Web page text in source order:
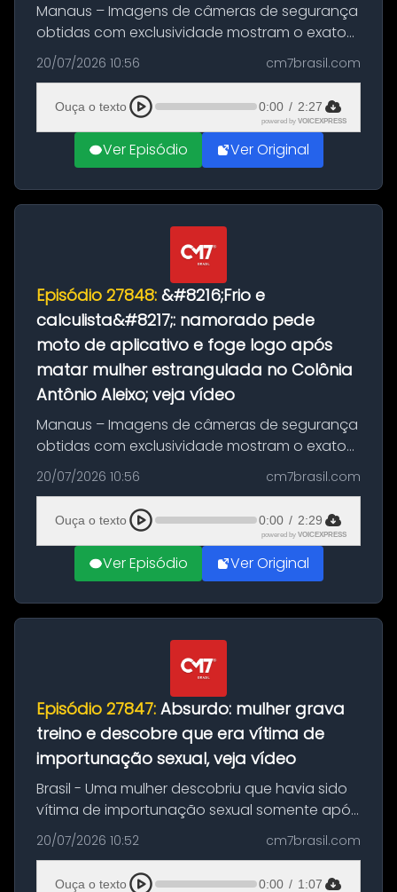
Manaus – Imagens de câmeras de segurança
obtidas com exclusividade mostram o exato
momento da fuga do principal suspeito da
morte de Larissa Araújo, de 28 anos. O crime
ocorreu na noite deste último d...
20/07/2026 10:56 cm7brasil.com
Ouça o texto 0:00 / 2:27
powered by VOICEXPRESS
Ver Episódio Ver Original
Episódio 27848: &#8216;Frio e
calculista&#8217;: namorado pede
moto de aplicativo e foge logo após
matar mulher estrangulada no Colônia
Antônio Aleixo; veja vídeo
Manaus – Imagens de câmeras de segurança
obtidas com exclusividade mostram o exato
momento da fuga do principal suspeito da
morte de Larissa Araújo, de 28 anos. O crime
ocorreu na noite deste último d...
20/07/2026 10:56 cm7brasil.com
Ouça o texto 0:00 / 2:29
powered by VOICEXPRESS
Ver Episódio Ver Original
Episódio 27847: Absurdo: mulher grava
treino e descobre que era vítima de
importunação sexual, veja vídeo
Brasil - Uma mulher descobriu que havia sido
vítima de importunação sexual somente após
assistir a um vídeo que gravou enquanto
treinava na academia de um condomínio em
Feira de Santana, na Bahia. O c...
20/07/2026 10:52 cm7brasil.com
Ouça o texto 0:00 / 1:07